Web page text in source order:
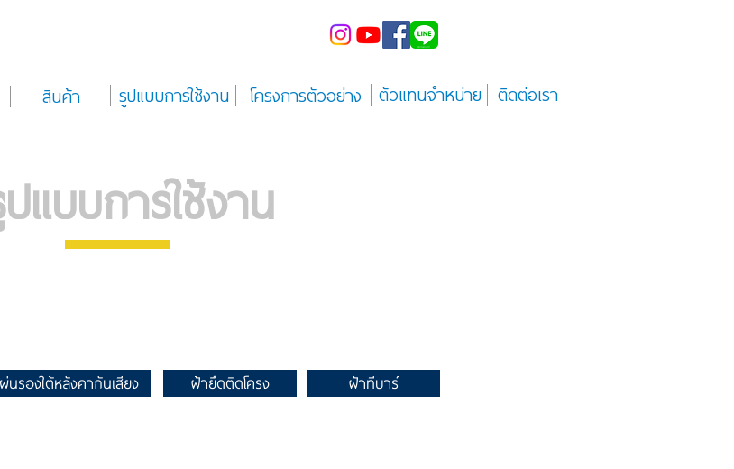
สินค้า รูปแบบการใช้งาน โครงการตัวอย่าง ตัวแทนจำหน่าย ติดต่อเรา
แบบการใช้งาน
นรองใต้หลังคากันเสียง ฝ้ายึดติดโครง ฝ้าทีบาร์